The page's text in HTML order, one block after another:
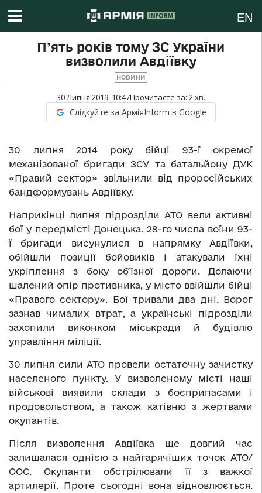
EN
П’ять років тому ЗС України
визволили Авдіївку
НОВИНИ
30 Липня 2019, 10:47Прочитаєте за: 2хв.
Слідкуйте за АрміяInform в Google
30 липня 2014 року бійці 93-ї окремої
механізованої бригади ЗСУ та батальйону ДУК
«Правий сектор» звільнили від проросійських
бандформувань Авдіївку.
Наприкінці липня підрозділи АТО вели активні
бої у передмісті Донецька. 28-го числа воїни 93-
ї бригади висунулися в напрямку Авдіївки,
обійшли позиції бойовиків і атакували їхні
укріплення з боку об’їзної дороги. Долаючи
шалений опір противника, у місто ввійшли бійці
«Правого сектору». Бої тривали два дні. Ворог
зазнав чималих втрат, а українські підрозділи
захопили виконком міськради й будівлю
управління міліції.
30 липня сили АТО провели остаточну зачистку
населеного пункту. У визволеному місті наші
військові виявили склади з боєприпасами і
продовольством, а також катівню з жертвами
окупантів.
Після визволення Авдіївка ще довгий час
залишалася однією з найгарячіших точок АТО/
ООС. Окупанти обстрілювали її з важкої
артилерії. Проте сьогодні вона відновлюється.